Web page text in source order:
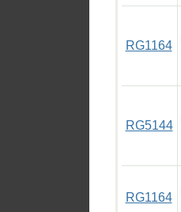
RG1164
RG5144
RG1164